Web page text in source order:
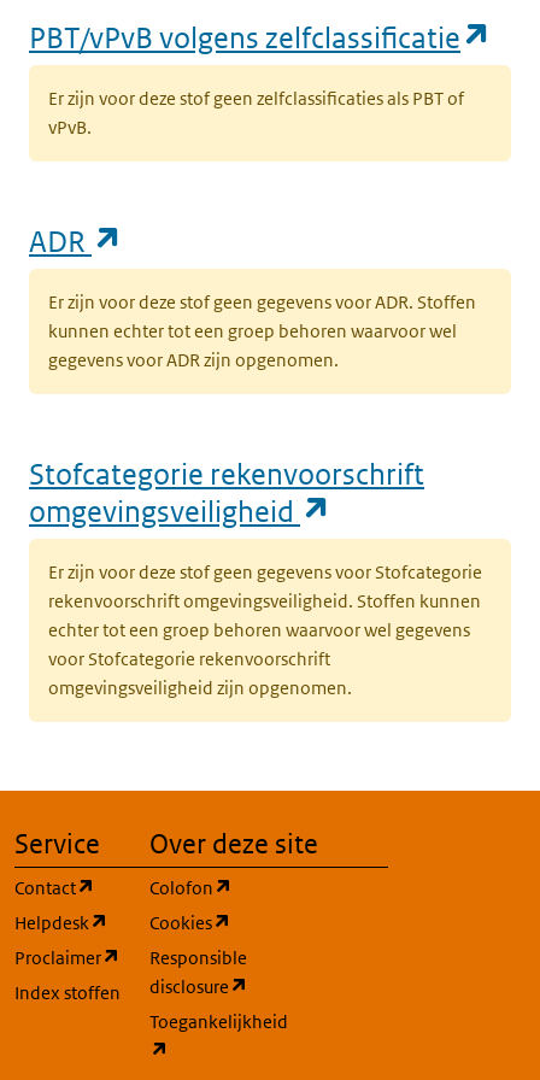
PBT/vPvB volgens zelfclassificatie
Er zijn voor deze stof geen zelfclassificaties als PBT of
vPvB.
ADR
Er zijn voor deze stof geen gegevens voor ADR. Stoffen
kunnen echter tot een groep behoren waarvoor wel
gegevens voor ADR zijn opgenomen.
Stofcategorie rekenvoorschrift
omgevingsveiligheid
Er zijn voor deze stof geen gegevens voor Stofcategorie
rekenvoorschrift omgevingsveiligheid. Stoffen kunnen
echter tot een groep behoren waarvoor wel gegevens
voor Stofcategorie rekenvoorschrift
omgevingsveiligheid zijn opgenomen.
Service
Contact
(opent in een nieuw tabblad)
Helpdesk
(opent in een nieuw tabblad)
Proclaimer
(opent in een nieuw tabblad)
Index stoffen
Over deze site
Colofon
Cookies
Responsible
disclosure
Toegankelijkheid